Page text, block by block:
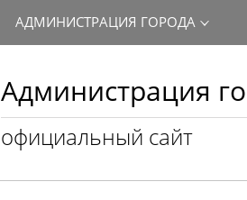
Администрация
официальный сайт
АДМИНИСТРАЦИЯ ГОРОДА